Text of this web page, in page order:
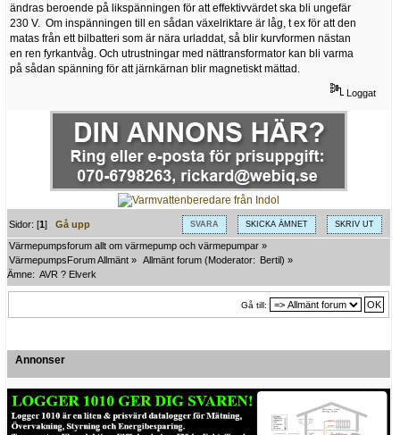
ändras beroende på likspänningen för att effektivvärdet ska bli ungefär
230 V. Om inspänningen till en sådan växelriktare är låg, t ex för att den
matas från ett bilbatteri som är nära urladdat, så blir kurvformen nästan
en ren fyrkantvåg. Och utrustningar med nättransformator kan bli varma
på sådan spänning för att järnkärnan blir magnetiskt mättad.
Loggat
SVARA SKICKA ÄMNET SKRIV UT
Sidor: [1]Gå upp
Värmepumpsforum allt om värmepump och värmepumpar »
VärmepumpsForum Allmänt » Allmänt forum (Moderator: Bertil) »
Ämne: AVR ? Elverk
Gå till:
Annonser